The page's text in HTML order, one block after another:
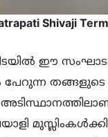
Shivaji
ഈ
തങ്ങളുടെ